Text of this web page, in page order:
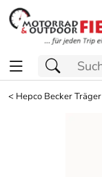
< Hepco Becker Träger